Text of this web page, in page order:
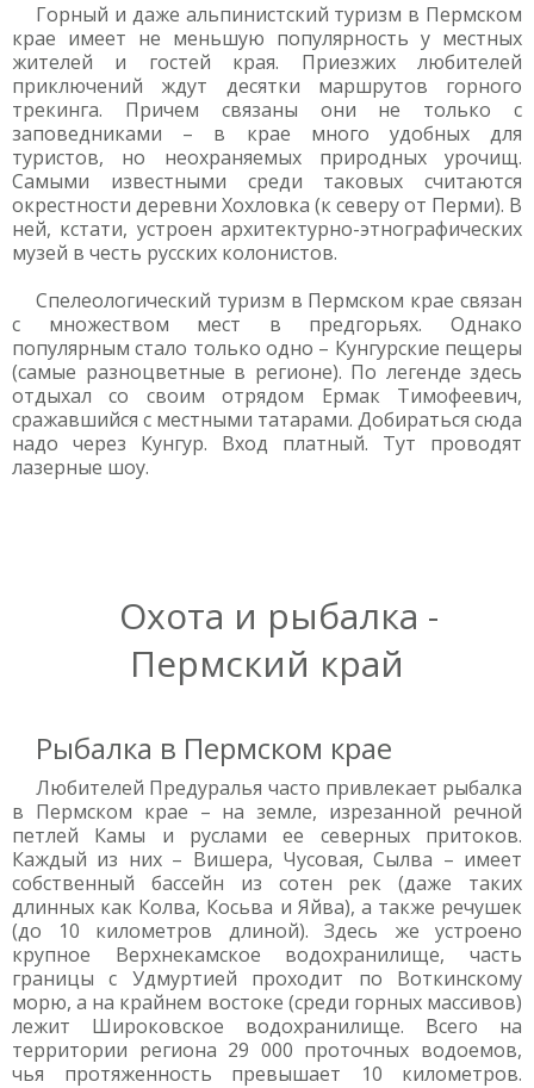
Горный и даже альпинистский туризм в Пермском
крае имеет не меньшую популярность у местных
жителей и гостей края. Приезжих любителей
приключений ждут десятки маршрутов горного
трекинга. Причем связаны они не только с
заповедниками – в крае много удобных для
туристов, но неохраняемых природных урочищ.
Самыми известными среди таковых считаются
окрестности деревни Хохловка (к северу от Перми). В
ней, кстати, устроен архитектурно-этнографических
музей в честь русских колонистов.
Спелеологический туризм в Пермском крае связан
с множеством мест в предгорьях. Однако
популярным стало только одно – Кунгурские пещеры
(самые разноцветные в регионе). По легенде здесь
отдыхал со своим отрядом Ермак Тимофеевич,
сражавшийся с местными татарами. Добираться сюда
надо через Кунгур. Вход платный. Тут проводят
лазерные шоу.
Охота и рыбалка -
Пермский край
Рыбалка в Пермском крае
Любителей Предуралья часто привлекает рыбалка
в Пермском крае – на земле, изрезанной речной
петлей Камы и руслами ее северных притоков.
Каждый из них – Вишера, Чусовая, Сылва – имеет
собственный бассейн из сотен рек (даже таких
длинных как Колва, Косьва и Яйва), а также речушек
(до 10 километров длиной). Здесь же устроено
крупное Верхнекамское водохранилище, часть
границы с Удмуртией проходит по Воткинскому
морю, а на крайнем востоке (среди горных массивов)
лежит Широковское водохранилище. Всего на
территории региона 29 000 проточных водоемов,
чья протяженность превышает 10 километров.